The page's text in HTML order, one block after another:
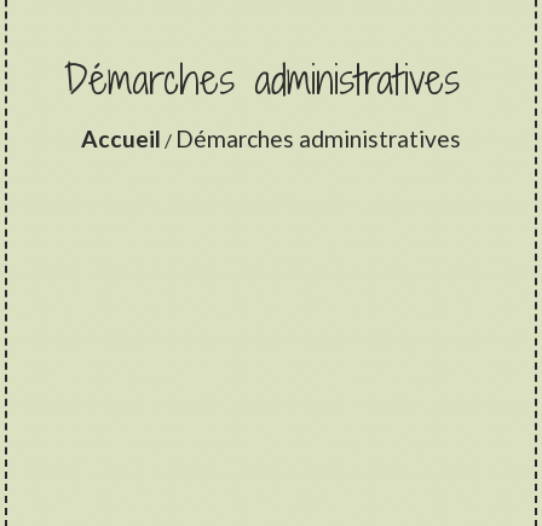
Démarches administratives
Accueil / Démarches administratives